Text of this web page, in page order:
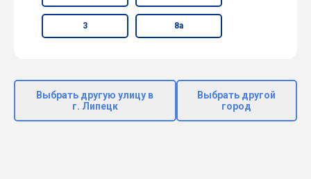
3 8а
Выбрать другую улицу в
г. Липецк
Выбрать другой
город